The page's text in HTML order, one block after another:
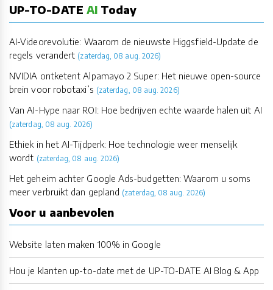
UP-TO-DATE AI Today
AI-Videorevolutie: Waarom de nieuwste Higgsfield-Update de
regels verandert (zaterdag, 08 aug. 2026)
NVIDIA ontketent Alpamayo 2 Super: Het nieuwe open-source
brein voor robotaxi’s (zaterdag, 08 aug. 2026)
Van AI-Hype naar ROI: Hoe bedrijven echte waarde halen uit AI
(zaterdag, 08 aug. 2026)
Ethiek in het AI-Tijdperk: Hoe technologie weer menselijk
wordt (zaterdag, 08 aug. 2026)
Het geheim achter Google Ads-budgetten: Waarom u soms
meer verbruikt dan gepland (zaterdag, 08 aug. 2026)
Voor u aanbevolen
Website laten maken 100% in Google
Hou je klanten up-to-date met de UP-TO-DATE AI Blog & App